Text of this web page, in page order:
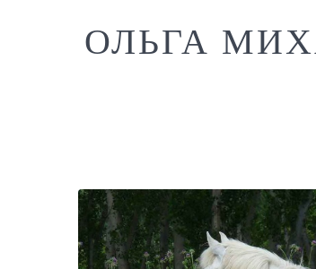
ОЛЬГА